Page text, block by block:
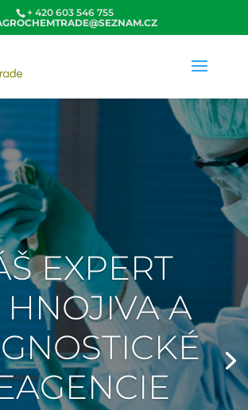
+ 420 603 546 755
EXPERT
A